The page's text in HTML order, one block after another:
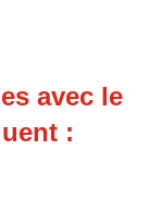
avec le
: